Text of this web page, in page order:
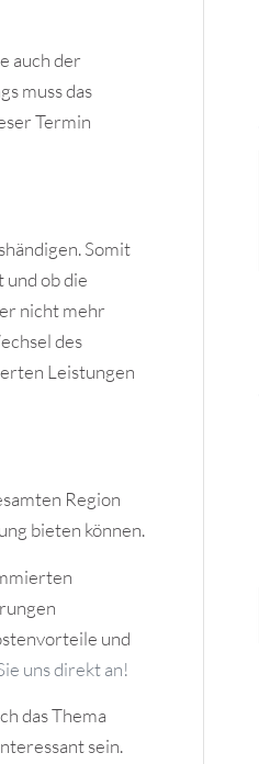
auch der
muss das
Termin
Somit
ob die
nicht mehr
des
Leistungen
Region
bieten können.
und
uns direkt an!
das Thema
sein.